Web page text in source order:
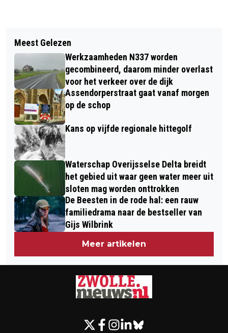
EREMETAAL VOOR ZWEMMERS ZV 44
OP NK IN EINDHOVEN
MENEER BOOM IS EENZAAM! HIJ
KOMT OP BEZOEK IN ZWOLLE OM
NIEUWE VRIENDEN TE MAKEN
Meest Gelezen
Werkzaamheden N337 worden
gecombineerd, daarom minder overlast
voor het verkeer over de dijk
Assendorperstraat gaat vanaf morgen
op de schop
Kans op vijfde regionale hittegolf
Waterschap Overijsselse Delta breidt
het gebied uit waar geen water meer uit
sloten mag worden onttrokken
De Beesten in de rode hal: een rauw
familiedrama naar de bestseller van
Gijs Wilbrink
Meer artikelen